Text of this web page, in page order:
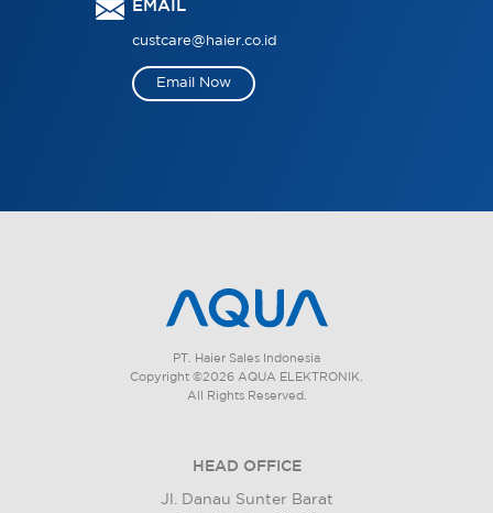
EMAIL
custcare@haier.co.id
Email Now
PT. Haier Sales Indonesia
Copyright ©2026 AQUA ELEKTRONIK.
All Rights Reserved.
HEAD OFFICE
Jl. Danau Sunter Barat